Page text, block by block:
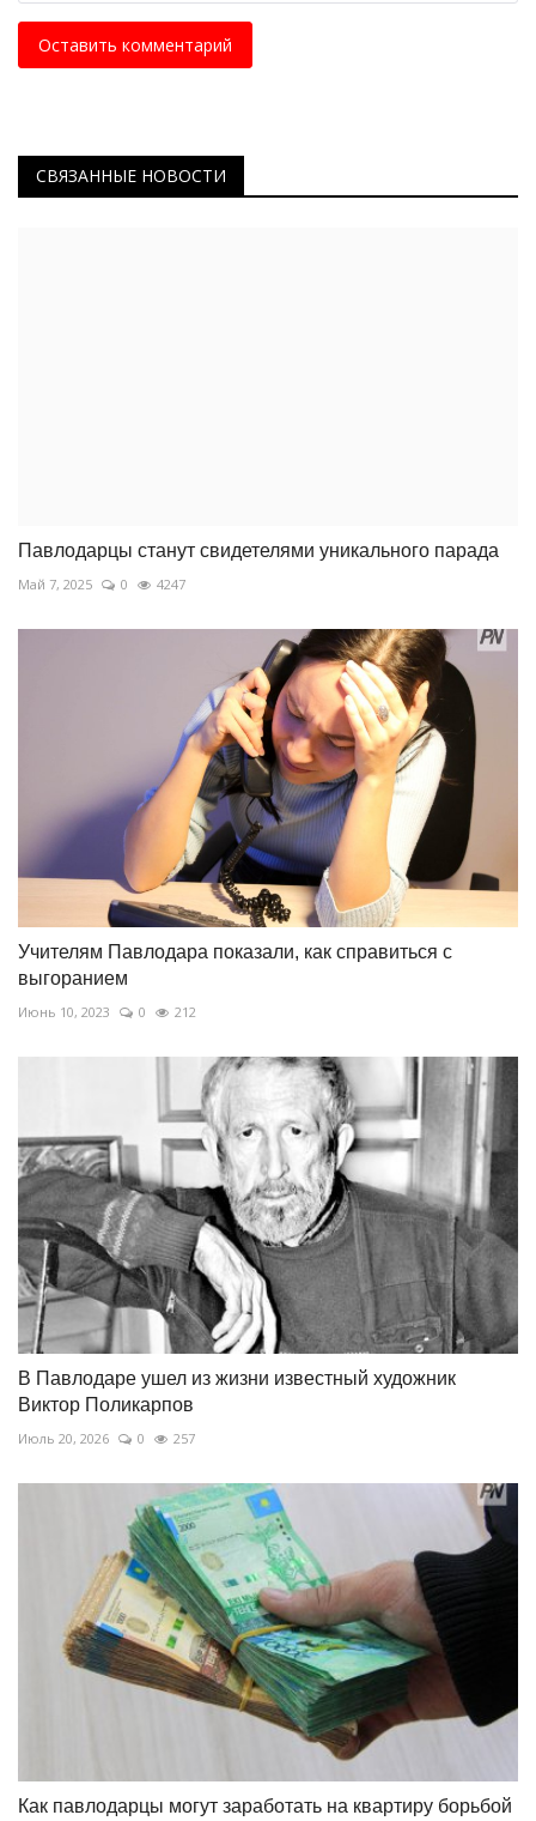
Оставить комментарий
СВЯЗАННЫЕ НОВОСТИ
Павлодарцы станут свидетелями уникального парада
Май 7, 2025 0 4247
Учителям Павлодара показали, как справиться с
выгоранием
Июнь 10, 2023 0 212
В Павлодаре ушел из жизни известный художник
Виктор Поликарпов
Июль 20, 2026 0 257
Как павлодарцы могут заработать на квартиру борьбой